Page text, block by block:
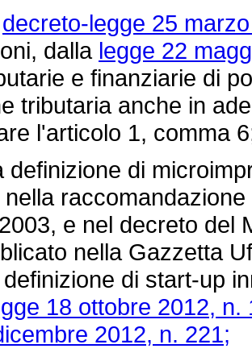
decreto-legge 25
dalla legge 22
e finanziarie di
tributaria anche in
l'articolo 1, comma
di
e nel decreto del
nella Gazzetta
di start-up
18 ottobre 2012, n.
2012, n. 221;